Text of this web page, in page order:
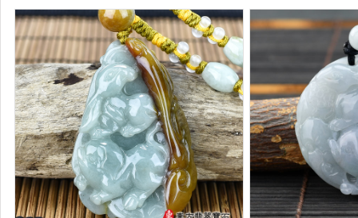
生肖羊吊墜玉珮項鍊。★附A貨翡
翠雙證書
ZH018。客製
羊吊墜玉珮項